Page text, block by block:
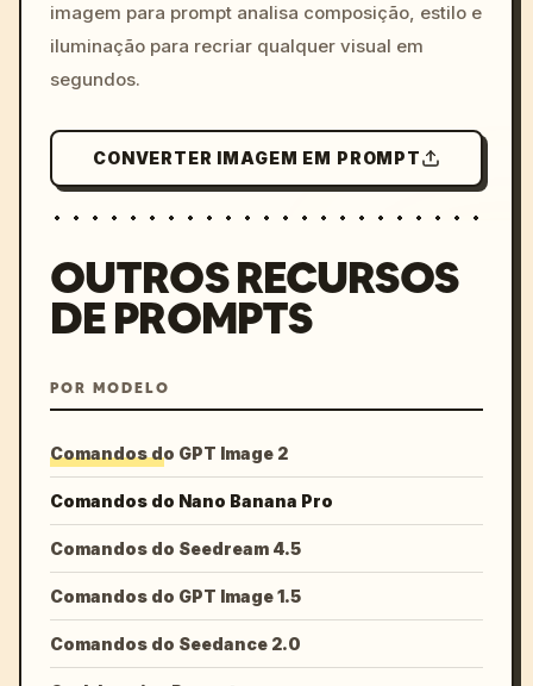
imagem para prompt analisa composição, estilo e
iluminação para recriar qualquer visual em
segundos.
CONVERTER IMAGEM EM PROMPT
OUTROS RECURSOS
DE PROMPTS
POR MODELO
Comandos do GPT Image 2
Comandos do Nano Banana Pro
Comandos do Seedream 4.5
Comandos do GPT Image 1.5
Comandos do Seedance 2.0